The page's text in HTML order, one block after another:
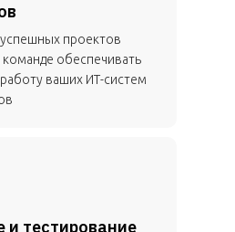
проектов
обеспечивать
ваших ИТ-систем
и тестирование